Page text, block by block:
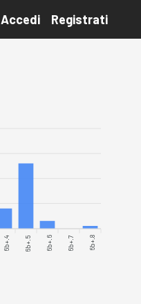
Accedi Registrati
6b+.4 6b+.5 6b+.6 6b+.7 6b+.8